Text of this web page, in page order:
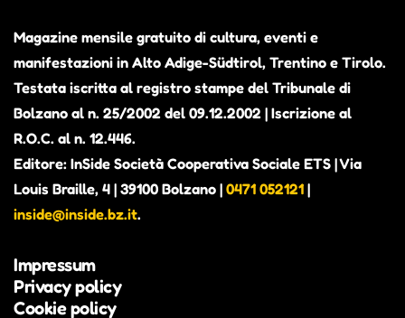
Magazine mensile gratuito di cultura, eventi e
manifestazioni in Alto Adige-Südtirol, Trentino e Tirolo.
Testata iscritta al registro stampe del Tribunale di
Bolzano al n. 25/2002 del 09.12.2002 | Iscrizione al
R.O.C. al n. 12.446.
Editore: InSide Società Cooperativa Sociale ETS | Via
Louis Braille, 4 | 39100 Bolzano | 0471 052121 |
inside@inside.bz.it.
Impressum
Privacy policy
Cookie policy